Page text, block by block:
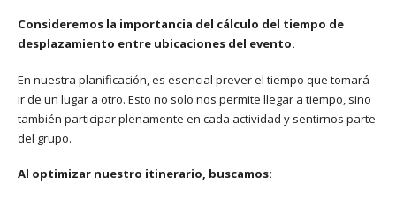
Consideremos la importancia del cálculo del tiempo de
desplazamiento entre ubicaciones del evento.
En nuestra planificación, es esencial prever el tiempo que tomará
ir de un lugar a otro. Esto no solo nos permite llegar a tiempo, sino
también participar plenamente en cada actividad y sentirnos parte
del grupo.
Al optimizar nuestro itinerario, buscamos: